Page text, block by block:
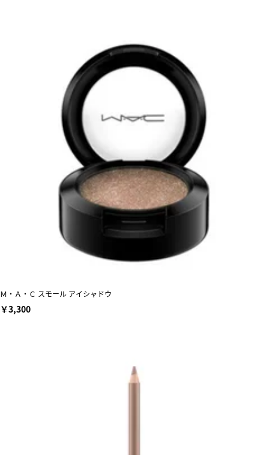
Ｍ・Ａ・Ｃ スモール アイシャドウ
￥3,300